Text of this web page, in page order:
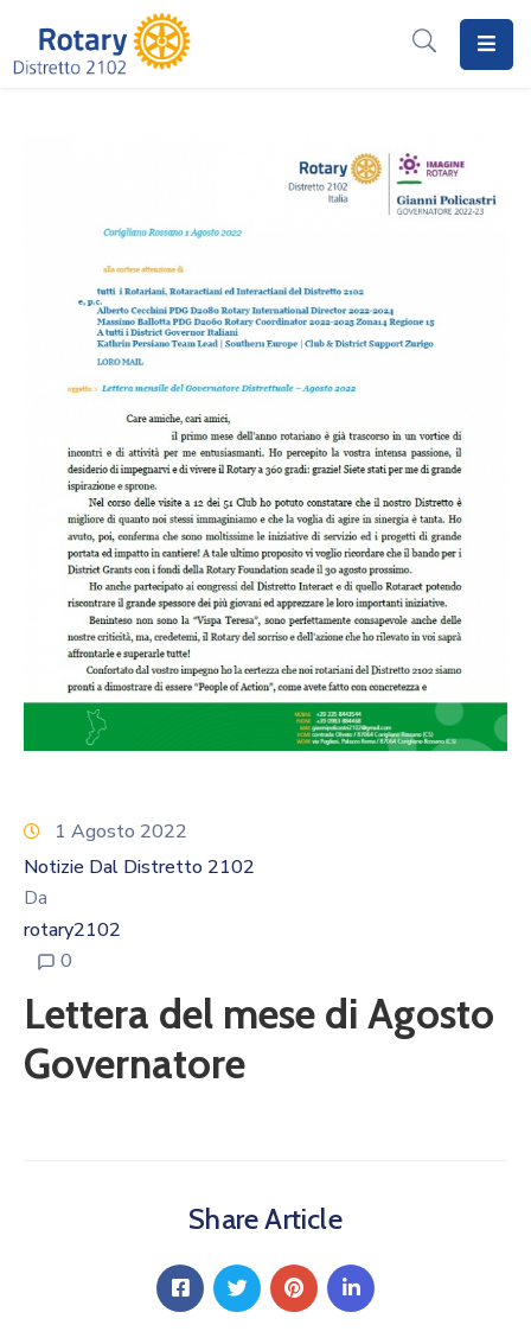
Notizie
Programmi
Calendario
Eventi
Documenti
1 Agosto 2022
Notizie Dal Distretto 2102
Da
rotary2102
0
Lettera del mese di Agosto
Governatore
Share Article